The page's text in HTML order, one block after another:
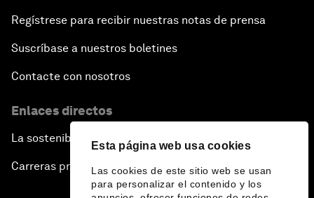
Esta página web usa cookies
Las cookies de este sitio web se usan
para personalizar el contenido y los
Regístrese para recibir nuestras notas de prensa
Suscríbase a nuestros boletines
Contacte con nosotros
Enlaces directos
La sostenibilidad en el Foro
Carreras profesionales